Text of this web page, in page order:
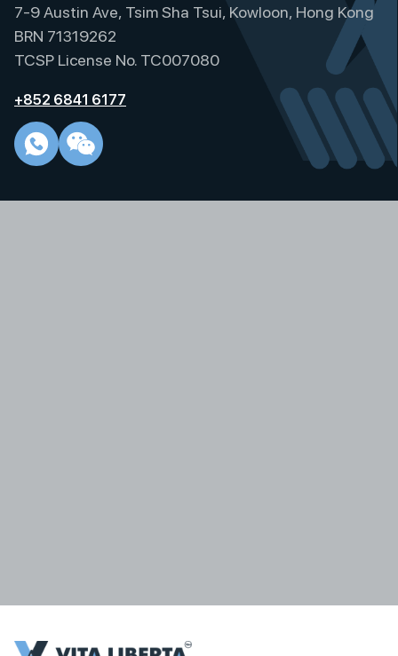
a
t
i
e
7-9 Austin Ave, Tsim Sha Tsui, Kowloon, Hong Kong
BRN 71319262
TCSP License No. TC007080
+852 6841 6177